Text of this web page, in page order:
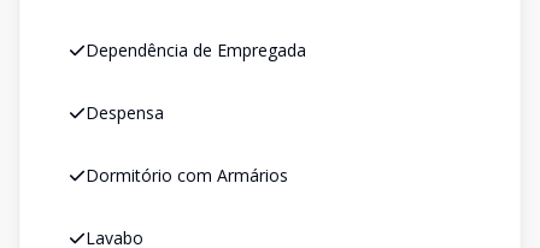
Dependência de Empregada
Despensa
Dormitório com Armários
Lavabo